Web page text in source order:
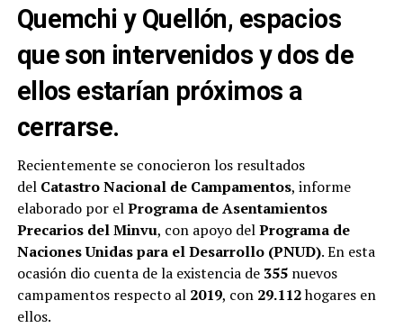
Quemchi y Quellón, espacios
que son intervenidos y dos de
ellos estarían próximos a
cerrarse.
Recientemente se conocieron los resultados
del Catastro Nacional de Campamentos, informe
elaborado por elPrograma de Asentamientos
Precarios del Minvu, con apoyo delPrograma de
Naciones Unidaspara el Desarrollo (PNUD). En esta
ocasión dio cuenta de la existencia de 355nuevos
campamentos respecto al 2019, con 29.112hogares en
ellos.